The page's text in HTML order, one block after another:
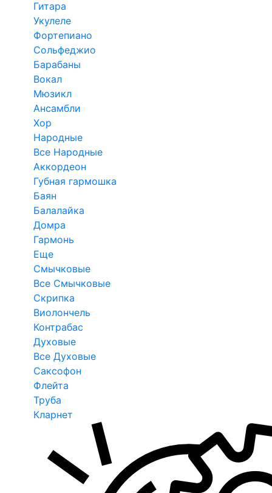
Гитара
Укулеле
Фортепиано
Сольфеджио
Барабаны
Вокал
Мюзикл
Ансамбли
Хор
Народные
Все Народные
Аккордеон
Губная гармошка
Баян
Балалайка
Домра
Гармонь
Еще
Смычковые
Все Смычковые
Скрипка
Виолончель
Контрабас
Духовые
Все Духовые
Саксофон
Флейта
Труба
Кларнет